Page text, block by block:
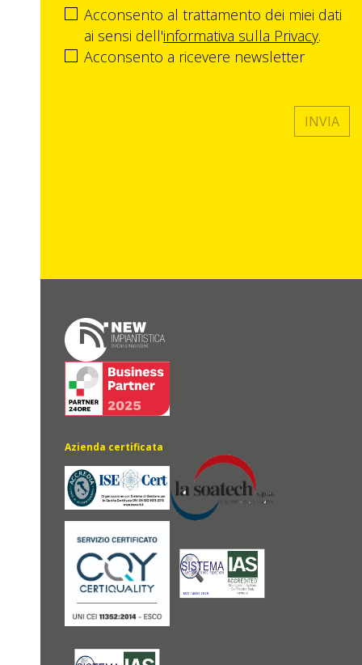
Acconsento al trattamento dei miei dati
ai sensi dell'informativa sulla Privacy.
Acconsento a ricevere newsletter
Azienda certificata